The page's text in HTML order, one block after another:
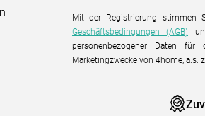
Mit der Registrierung stimmen
Geschäftsbedingungen (AGB) und der Verarbeitung
personenbezogener Daten für
Marketingzwecke von 4home, a.s.